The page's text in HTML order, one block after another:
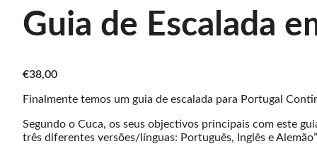
Guia de Escalada
€38,00
Finalmente temos um guia de escalada para Portugal
Segundo o Cuca, os seus objectivos principais com este
três diferentes versões/línguas: Português, Inglês e